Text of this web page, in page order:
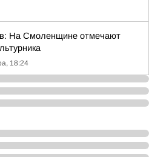
На Смоленщине отмечают
18:24